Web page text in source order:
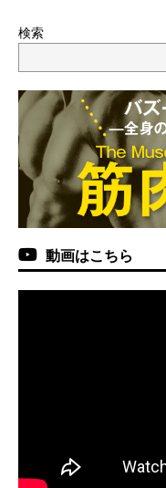
検索
動画はこちら